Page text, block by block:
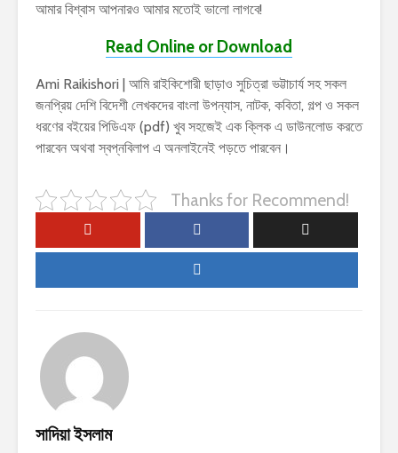
আমার বিশ্বাস আপনারও আমার মতোই ভালো লাগবে!
Read Online or Download
Ami Raikishori | আমি রাইকিশোরী ছাড়াও সুচিত্রা ভট্টাচার্য সহ সকল
জনপ্রিয় দেশি বিদেশী লেখকদের বাংলা উপন্যাস, নাটক, কবিতা, গল্প ও সকল
ধরণের বইয়ের পিডিএফ (pdf) খুব সহজেই এক ক্লিক এ ডাউনলোড করতে
পারবেন অথবা স্বপ্নবিলাপ এ অনলাইনেই পড়তে পারবেন।
Thanks for Recommend!
সাদিয়া ইসলাম